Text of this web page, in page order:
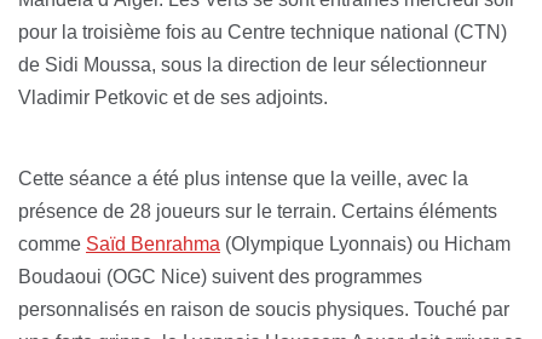
pour la troisième fois au Centre technique national (CTN)
de Sidi Moussa, sous la direction de leur sélectionneur
Vladimir Petkovic et de ses adjoints.
Cette séance a été plus intense que la veille, avec la
présence de 28 joueurs sur le terrain. Certains éléments
comme Saïd Benrahma (Olympique Lyonnais) ou Hicham
Boudaoui (OGC Nice) suivent des programmes
personnalisés en raison de soucis physiques. Touché par